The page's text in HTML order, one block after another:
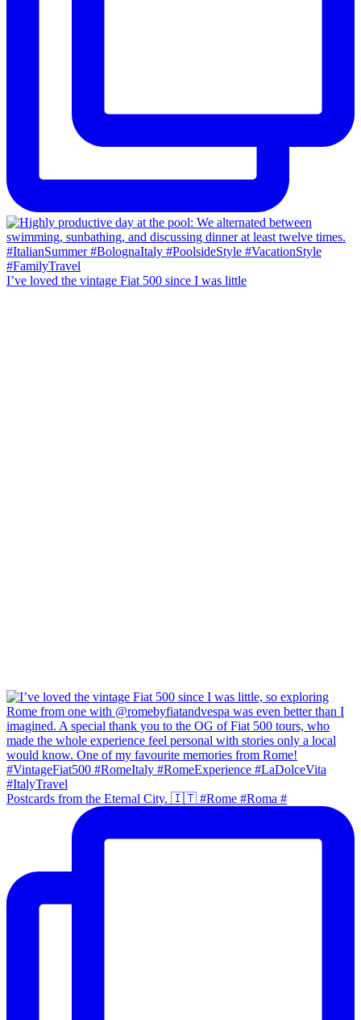
I’ve loved the vintage Fiat 500 since I was little
Postcards from the Eternal City. 🇮🇹 #Rome #Roma #